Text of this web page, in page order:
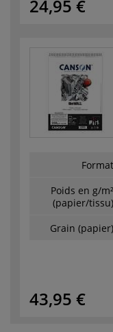
24,95 €
Format
Poids en g/m²
(papier/tissu)
Grain (papier)
43,95 €